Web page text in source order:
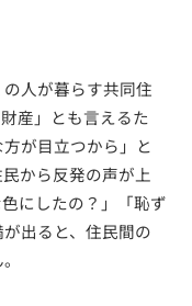
人が暮らす共同住
産」とも言えるた
が目立つから」と
から反発の声が上
にしたの？」「恥ず
出ると、住民間の